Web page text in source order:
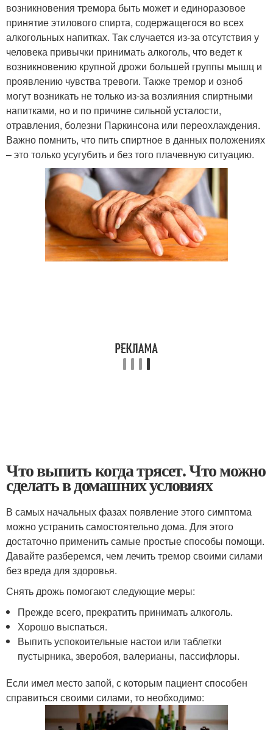
возникновения тремора быть может и единоразовое
принятие этилового спирта, содержащегося во всех
алкогольных напитках. Так случается из-за отсутствия у
человека привычки принимать алкоголь, что ведет к
возникновению крупной дрожи большей группы мышц и
проявлению чувства тревоги. Также тремор и озноб
могут возникать не только из-за возлияния спиртными
напитками, но и по причине сильной усталости,
отравления, болезни Паркинсона или переохлаждения.
Важно помнить, что пить спиртное в данных положениях
– это только усугубить и без того плачевную ситуацию.
Что выпить когда трясет. Что можно
сделать в домашних условиях
В самых начальных фазах появление этого симптома
можно устранить самостоятельно дома. Для этого
достаточно применить самые простые способы помощи.
Давайте разберемся, чем лечить тремор своими силами
без вреда для здоровья.
Снять дрожь помогают следующие меры:
Прежде всего, прекратить принимать алкоголь.
Хорошо выспаться.
Выпить успокоительные настои или таблетки
пустырника, зверобоя, валерианы, пассифлоры.
Если имел место запой, с которым пациент способен
справиться своими силами, то необходимо: